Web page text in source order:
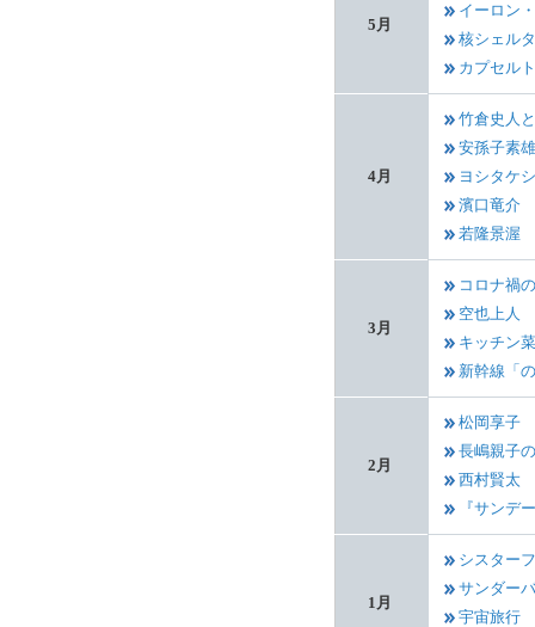
5月
イーロン
核シェル
カプセル
4月
竹倉史人
安孫子素雄
ヨシタケ
濱口竜介
若隆景渥
3月
コロナ禍
空也上人
キッチン
新幹線「
2月
松岡享子
長嶋親子
西村賢太
『サンデ
1月
シスター
サンダー
宇宙旅行